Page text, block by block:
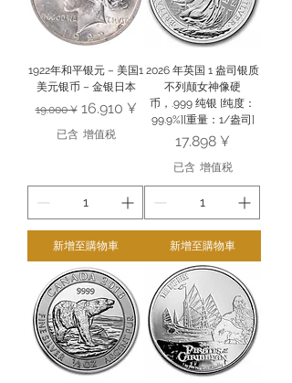
1922年和平银元 – 美国1
美元银币 – 金银日本
一般價格
19.000 ¥ 促銷價格
16.910 ¥
已含 增值税
新增至購物車
2026 年英国 1 盎司银质
不列颠女神像硬
币，.999 纯银 [纯度：
99.9%][重量：1/盎司]
價格
17.898 ¥
已含 增值税
新增至購物車